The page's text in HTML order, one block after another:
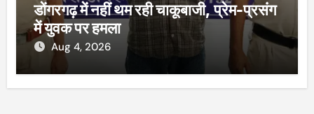
डोंगरगढ़ में नहीं थम रही चाकूबाजी, प्रेम-प्रसंग
में युवक पर हमला
Aug 4, 2026